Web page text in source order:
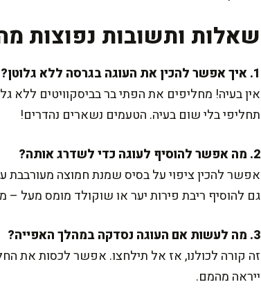
שאלות ותשובות נפוצות
1. איך אפשר להכין את העוגה בגרסה ללא גלוטן?
אין בעיה! מחליפים את הפתי בר בביסקוויטים
תחליפי בלי שום בעיה. הטעמים נשארים נהדרים!
2. מה אפשר להוסיף לעוגה כדי לשדרג אותה?
אפשר להכין ציפוי על בסיס שמנת חמוצה מעורבבת
גם להוסיף ריבת פירות יער או שוקולד מומס מעל –
3. מה לעשות אם העוגה נסדקה במהלך האפייה?
זה קורה לכולנו, אז אל תילחצו. אפשר לכסות את
ייראה מהמם.